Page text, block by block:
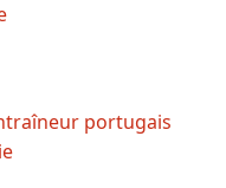
portugais